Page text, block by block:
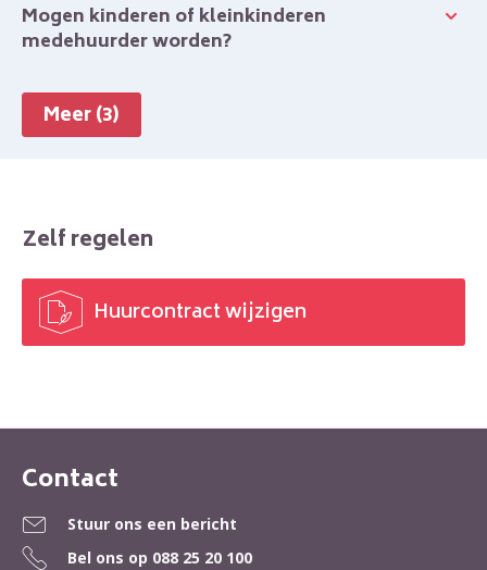
Mogen kinderen of kleinkinderen
medehuurder worden?
Meer (3)
Zelf regelen
 Huurcontract wijzigen
Contactinformatie
Contact
Stuur ons een bericht
Bel ons op 088 25 20 100